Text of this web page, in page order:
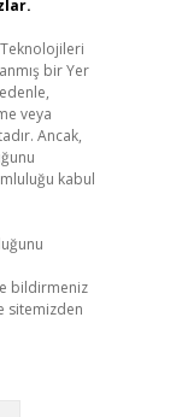
Teknolojileri
bir Yer
veya
Ancak,
kabul
bildirmeniz
sitemizden